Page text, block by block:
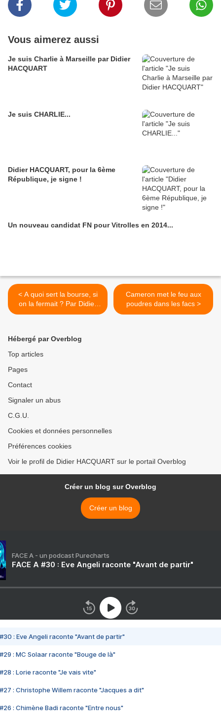
Vous aimerez aussi
Je suis Charlie à Marseille par Didier
HACQUART
Je suis CHARLIE...
Didier HACQUART, pour la 6ème
République, je signe !
Un nouveau candidat FN pour Vitrolles en 2014...
< A quoi sert la bourse, si
on la fermait ? Par Didier
HACQUART
Cameron met le feu aux
poudres dans les facs >
Hébergé par Overblog
Top articles
Pages
Contact
Signaler un abus
C.G.U.
Cookies et données personnelles
Préférences cookies
Voir le profil de Didier HACQUART sur le portail Overblog
Créer un blog sur Overblog
Créer un blog
FACE A - un podcast Purecharts
FACE A #30 : Eve Angeli raconte "Avant de partir"
#30 : Eve Angeli raconte "Avant de partir"
#29 : MC Solaar raconte "Bouge de là"
#28 : Lorie raconte "Je vais vite"
#27 : Christophe Willem raconte "Jacques a dit"
#26 : Chimène Badi raconte "Entre nous"